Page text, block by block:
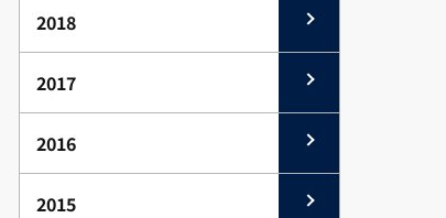
2018
2017
2016
2015